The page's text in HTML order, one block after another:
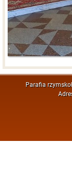
Parafia